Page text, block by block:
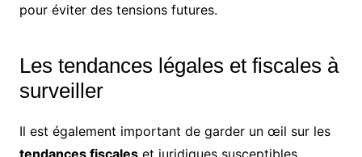
pour éviter des tensions futures.
Les tendances légales et fiscales à
surveiller
Il est également important de garder un œil sur les
tendances fiscaleset juridiques susceptibles